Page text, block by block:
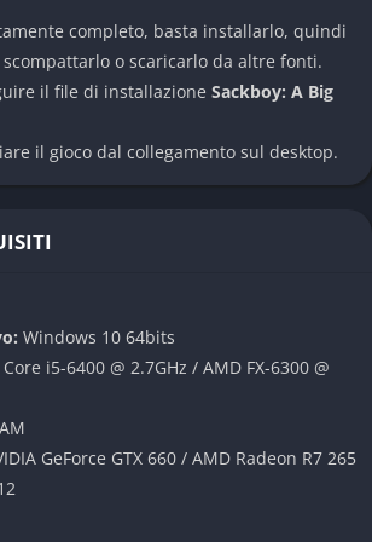
combina platforming classico, puzzle
musicali in cui l’ambiente reagisce al
Ogni area è realizzata con materiali
metallo, gomma che ricordano un
Il senso di varietà è costante, e
una nuova idea meccanica o visiva.
più memorabili del gioco è la possibilità
giocatori e incoraggia la collaborazione
o raggiungere aree segrete. Alcuni livelli
per il gioco di squadra, e
cooperativa non solo divertente ma
completare il 100% del gioco.
migliorate su PC
completo, basta installarlo, quindi
o scaricarlo da altre fonti.
il file di installazione Sackboy: A Big
il gioco dal collegamento sul desktop.
Windows 10 64bits
i5-6400 @ 2.7GHz / AMD FX-6300 @
GeForce GTX 660 / AMD Radeon R7 265